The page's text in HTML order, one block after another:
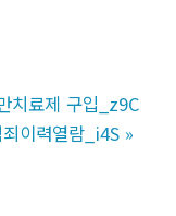
료제 구입_z9C
이력열람_i4S »